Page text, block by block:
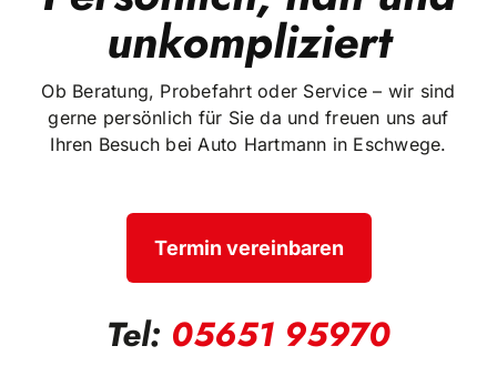
unkompliziert
Ob Beratung, Probefahrt oder Service – wir sind
gerne persönlich für Sie da und freuen uns auf
Ihren Besuch bei Auto Hartmann in Eschwege.
Termin vereinbaren
Tel: 05651 95970